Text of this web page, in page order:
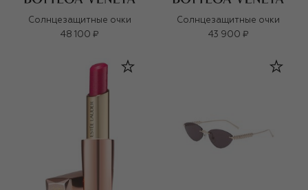
Солнцезащитные очки
48 100 ₽
Солнцезащитные очки
43 900 ₽